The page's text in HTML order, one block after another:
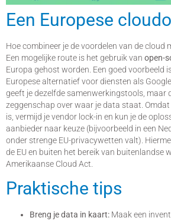
Een Europese
Hoe combineer je de voordelen van de cloud
Een mogelijke route is het gebruik van open-
Europa gehost worden. Een goed voorbeeld
Europese alternatief voor diensten als
geeft je dezelfde samenwerkingstools, maar
zeggenschap over waar je data staat.
is, vermijd je vendor lock-in en kun je de
aanbieder naar keuze (bijvoorbeeld in een
onder strenge EU-privacywetten valt).
de EU en buiten het bereik van buitenlandse
Amerikaanse Cloud Act.
Praktische tips
Breng je data in kaart: Maak een